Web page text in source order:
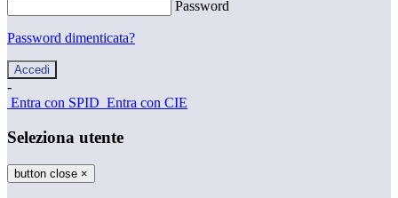
Password
Password dimenticata?
-
Entra con SPID Entra con CIE
Seleziona utente
button close ×